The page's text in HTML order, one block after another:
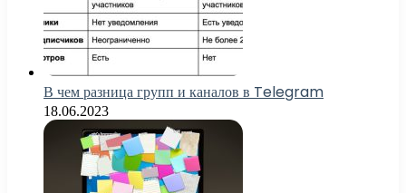
В чем разница групп и каналов в Telegram
18.06.2023